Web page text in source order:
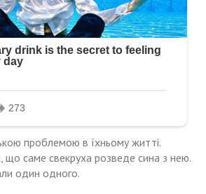
проблемою в їхньому житті.
що саме свекруха розведе сина з нею.
один одного.